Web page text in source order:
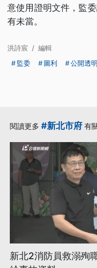
意使用證明文件，監
有未當。
洪詩宸 / 編輯
監委
圖利 公開透明
閱讀更多 #新北市府 有
新北2消防員救溺殉